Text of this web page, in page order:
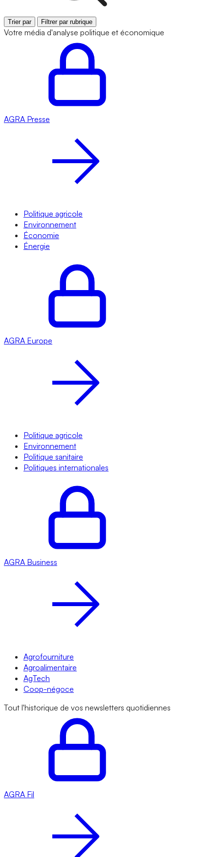
Trier par Filtrer par rubrique
Votre média d'analyse politique et économique
AGRA Presse
Politique agricole
Environnement
Économie
Énergie
AGRA Europe
Politique agricole
Environnement
Politique sanitaire
Politiques internationales
AGRA Business
Agrofourniture
Agroalimentaire
AgTech
Coop-négoce
Tout l'historique de vos newsletters quotidiennes
AGRA Fil